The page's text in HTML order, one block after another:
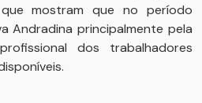
mostram que no período
Andradina principalmente pela
dos trabalhadores